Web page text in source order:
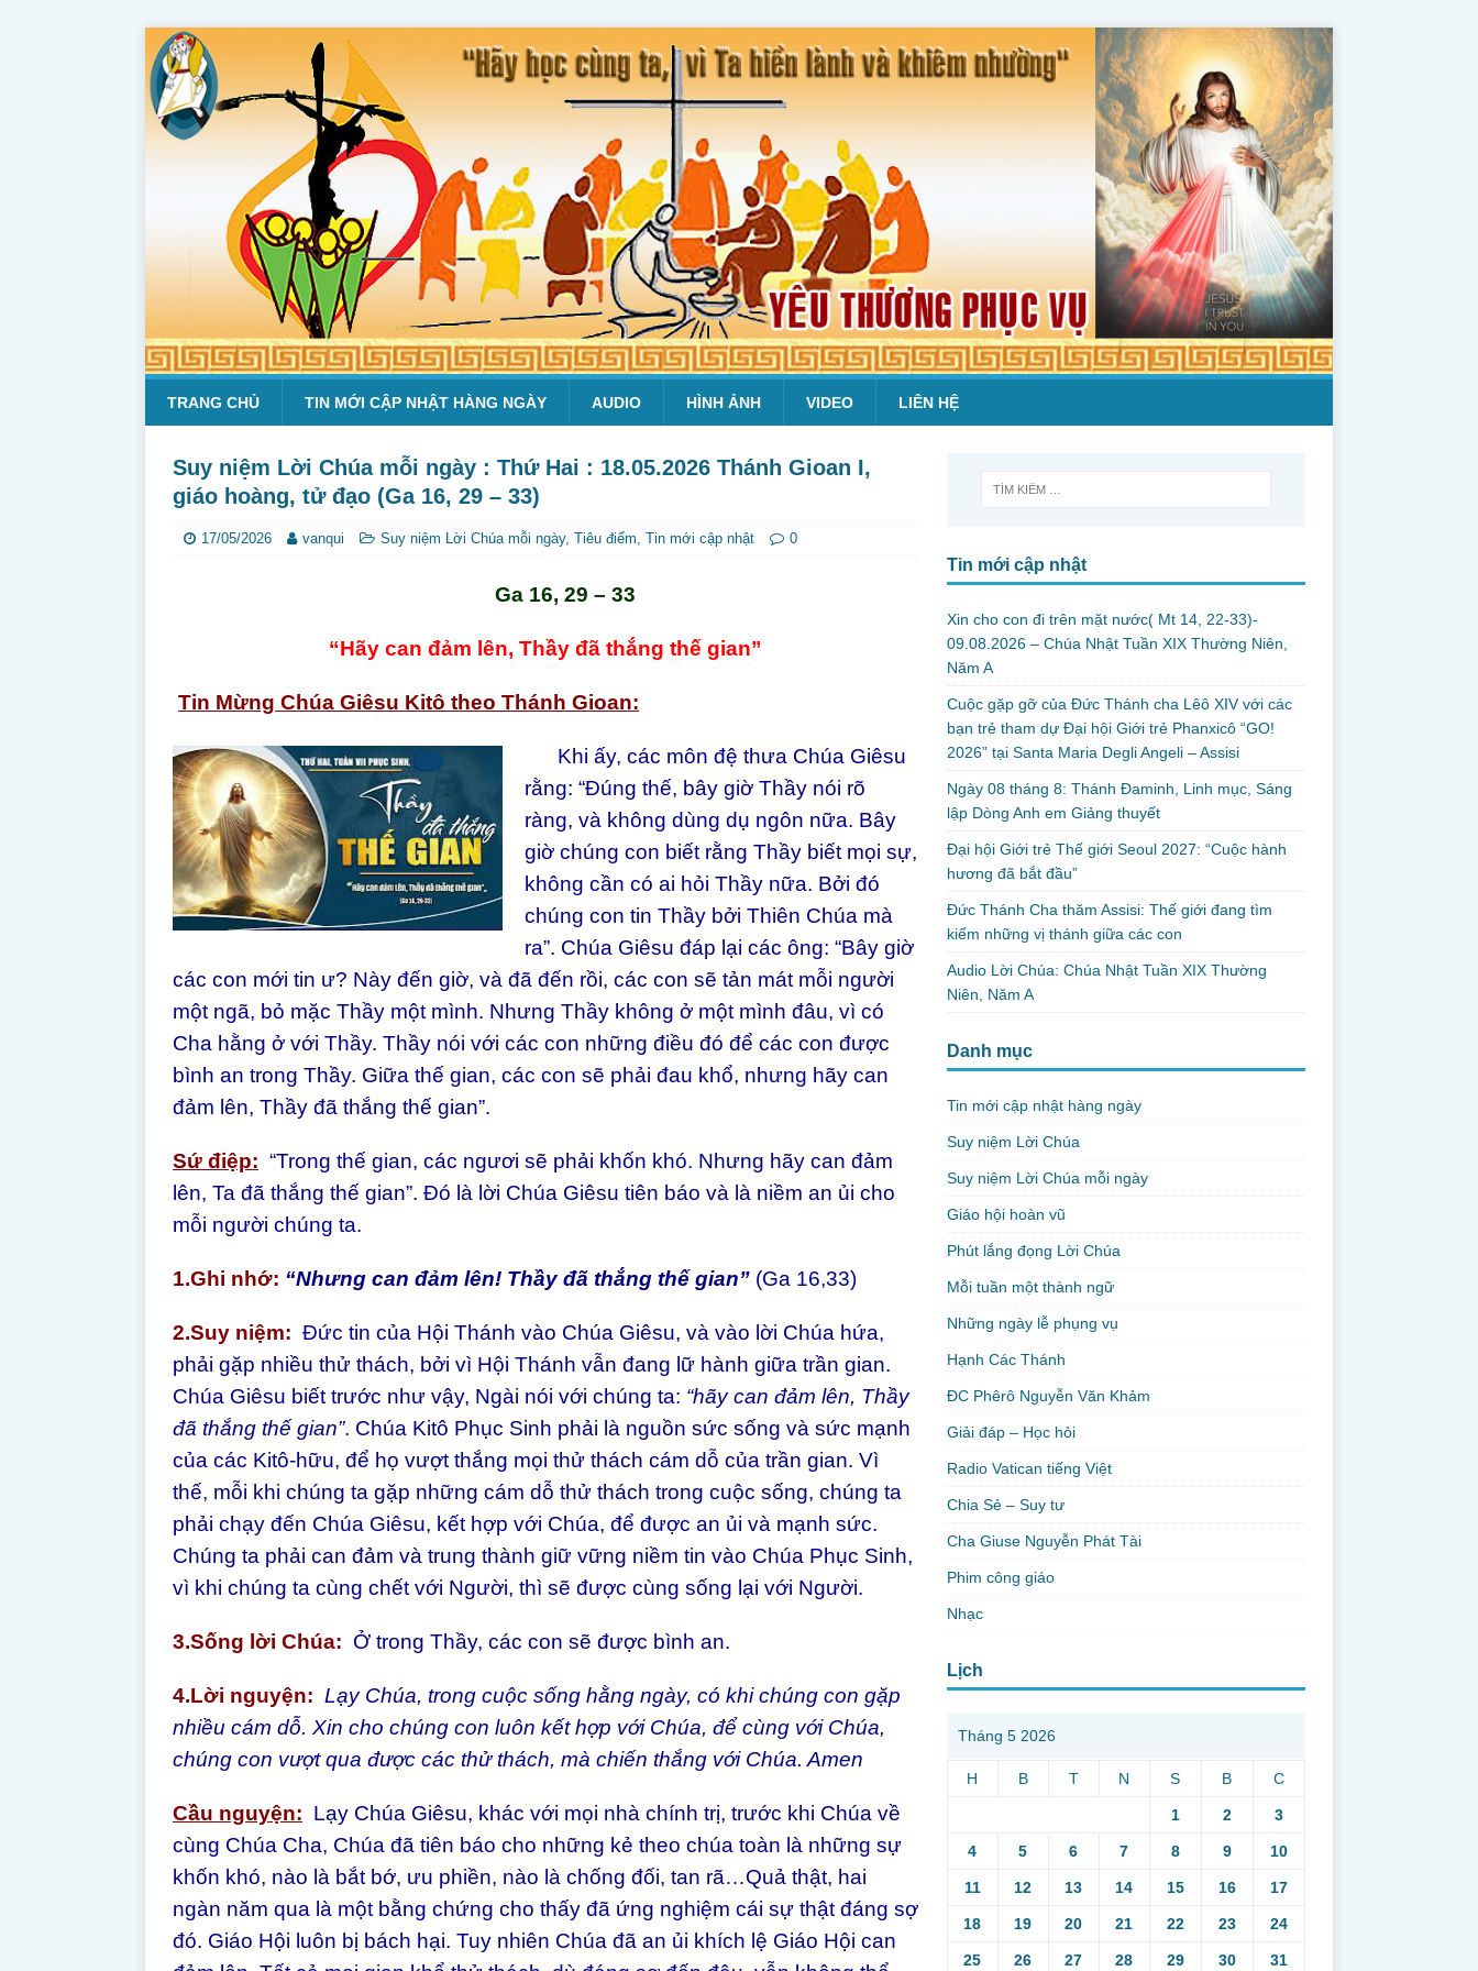
TRANG CHỦ TIN MỚI CẬP NHẬT HÀNG NGÀY AUDIO HÌNH ẢNH VIDEO LIÊN HỆ
Suy niệm Lời Chúa mỗi ngày : Thứ Hai : 18.05.2026 Thánh Gioan I,
giáo hoàng, tử đạo (Ga 16, 29 – 33)
17/05/2026 vanqui Suy niệm Lời Chúa mỗi ngày, Tiêu điểm, Tin mới cập nhật 0
Ga 16, 29 – 33
“Hãy can đảm lên, Thầy đã thắng thế gian”
Tin Mừng Chúa Giêsu Kitô theo Thánh Gioan:
Khi ấy, các môn đệ thưa Chúa Giêsu
rằng: “Đúng thế, bây giờ Thầy nói rõ
ràng, và không dùng dụ ngôn nữa. Bây
giờ chúng con biết rằng Thầy biết mọi sự,
không cần có ai hỏi Thầy nữa. Bởi đó
chúng con tin Thầy bởi Thiên Chúa mà
ra”. Chúa Giêsu đáp lại các ông: “Bây giờ
các con mới tin ư? Này đến giờ, và đã đến rồi, các con sẽ tản mát mỗi người
một ngã, bỏ mặc Thầy một mình. Nhưng Thầy không ở một mình đâu, vì có
Cha hằng ở với Thầy. Thầy nói với các con những điều đó để các con được
bình an trong Thầy. Giữa thế gian, các con sẽ phải đau khổ, nhưng hãy can
đảm lên, Thầy đã thắng thế gian”.
Sứ điệp: “Trong thế gian, các ngươi sẽ phải khốn khó. Nhưng hãy can đảm
lên, Ta đã thắng thế gian”. Đó là lời Chúa Giêsu tiên báo và là niềm an ủi cho
mỗi người chúng ta.
1.Ghi nhớ: “Nhưng can đảm lên! Thầy đã thắng thế gian” (Ga 16,33)
2.Suy niệm: Đức tin của Hội Thánh vào Chúa Giêsu, và vào lời Chúa hứa,
phải gặp nhiều thử thách, bởi vì Hội Thánh vẫn đang lữ hành giữa trần gian.
Chúa Giêsu biết trước như vậy, Ngài nói với chúng ta: “hãy can đảm lên, Thầy
đã thắng thế gian”. Chúa Kitô Phục Sinh phải là nguồn sức sống và sức mạnh
của các Kitô-hữu, để họ vượt thắng mọi thử thách cám dỗ của trần gian. Vì
thế, mỗi khi chúng ta gặp những cám dỗ thử thách trong cuộc sống, chúng ta
phải chạy đến Chúa Giêsu, kết hợp với Chúa, để được an ủi và mạnh sức.
Chúng ta phải can đảm và trung thành giữ vững niềm tin vào Chúa Phục Sinh,
vì khi chúng ta cùng chết với Người, thì sẽ được cùng sống lại với Người.
3.Sống lời Chúa: Ở trong Thầy, các con sẽ được bình an.
4.Lời nguyện: Lạy Chúa, trong cuộc sống hằng ngày, có khi chúng con gặp
nhiều cám dỗ. Xin cho chúng con luôn kết hợp với Chúa, để cùng với Chúa,
chúng con vượt qua được các thử thách, mà chiến thắng với Chúa. Amen
Cầu nguyện: Lạy Chúa Giêsu, khác với mọi nhà chính trị, trước khi Chúa về
cùng Chúa Cha, Chúa đã tiên báo cho những kẻ theo chúa toàn là những sự
khốn khó, nào là bắt bớ, ưu phiền, nào là chống đối, tan rã…Quả thật, hai
ngàn năm qua là một bằng chứng cho thấy đã ứng nghiệm cái sự thật đáng sợ
đó. Giáo Hội luôn bị bách hại. Tuy nhiên Chúa đã an ủi khích lệ Giáo Hội can
Tin mới cập nhật
Xin cho con đi trên mặt nước( Mt 14, 22-33)-
09.08.2026 – Chúa Nhật Tuần XIX Thường Niên,
Năm A
Cuộc gặp gỡ của Đức Thánh cha Lêô XIV với các
bạn trẻ tham dự Đại hội Giới trẻ Phanxicô “GO!
2026” tại Santa Maria Degli Angeli – Assisi
Ngày 08 tháng 8: Thánh Đaminh, Linh mục, Sáng
lập Dòng Anh em Giảng thuyết
Đại hội Giới trẻ Thế giới Seoul 2027: “Cuộc hành
hương đã bắt đầu”
Đức Thánh Cha thăm Assisi: Thế giới đang tìm
kiếm những vị thánh giữa các con
Audio Lời Chúa: Chúa Nhật Tuần XIX Thường
Niên, Năm A
Danh mục
Tin mới cập nhật hàng ngày
Suy niệm Lời Chúa
Suy niệm Lời Chúa mỗi ngày
Giáo hội hoàn vũ
Phút lắng đọng Lời Chúa
Mỗi tuần một thành ngữ
Những ngày lễ phụng vụ
Hạnh Các Thánh
ĐC Phêrô Nguyễn Văn Khảm
Giải đáp – Học hỏi
Radio Vatican tiếng Việt
Chia Sẻ – Suy tư
Cha Giuse Nguyễn Phát Tài
Phim công giáo
Nhạc
Lịch
Tháng 5 2026
H B T N S B C
1 2 3
4 5 6 7 8 9 10
11 12 13 14 15 16 17
18 19 20 21 22 23 24
25 26 27 28 29 30 31